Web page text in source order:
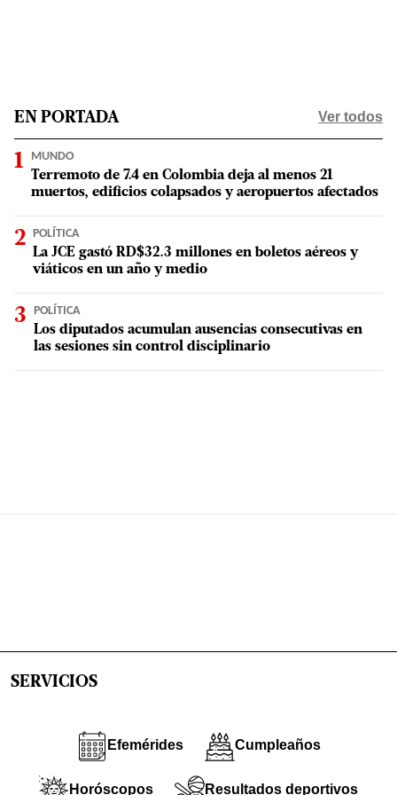
EN PORTADA Ver todos
MUNDO
Terremoto de 7.4 en Colombia deja al menos 21
muertos, edificios colapsados y aeropuertos afectados
POLÍTICA
La JCE gastó RD$32.3 millones en boletos aéreos y
viáticos en un año y medio
POLÍTICA
Los diputados acumulan ausencias consecutivas en
las sesiones sin control disciplinario
SERVICIOS
Efemérides Cumpleaños
Horóscopos Resultados deportivos